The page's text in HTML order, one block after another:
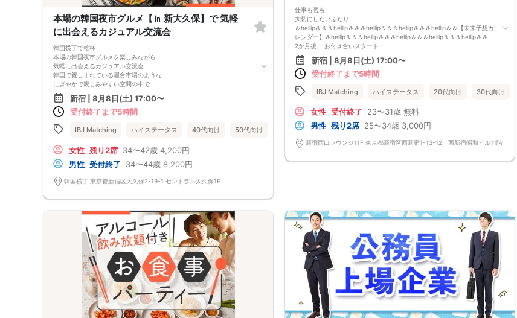
本場の韓国夜市グルメ【㏌ 新大久保】で 気軽
に出会えるカジュアル交流会
韓国横丁で乾杯
本場の韓国夜市グルメを楽しみながら
気軽に出会えるカジュアル交流会
韓国で親しまれている屋台市場のような
にぎやかで親しみやすい空間の中で
韓国グルメを楽しみながらの交流会です。
かしこまった雰囲気ではないので
交流イベントが初めての方や
┈┈┈┈┈┈⿻*.＆middot＆＆食事メニュー*.＆middot＆＆⿻
・おまかせサラダ ・蒸し餃子 3種
・鉄板プルコギ ・野菜のり巻き
・スイーツ（コグマパン）
ドリンク飲み放題（ビール付き）
※メニューは一部変更になる場合がございます。
イベント専属スタッフは
皆様がリラックスしてご参加いただけるように
イベントサポート後しばらくしたら退店します
まずは楽しく交流してみたい
そんな気持ちで参加できるイベントはいかがですか
新宿 | 8月8日(土) 17:00〜
受付終了まで5時間
IBJ Matching ハイステータス 40代向け 50代向け 食事あり 東京都 新宿
女性 残り2席 34〜42歳 4,200円
男性 受付終了 34〜44歳 8,200円
韓国横丁 東京都新宿区大久保2-19-1 セントラル大久保1F
仕事も恋も
大切にしたいふたり
＆hellip＆＆＆hellip＆＆＆hellip＆＆＆hellip＆＆＆hellip＆＆【未来予想カ
レンダー】＆hellip＆＆＆hellip＆＆＆hellip＆＆＆hellip＆＆＆hellip＆＆
2か月後 お付き合いスタート
仕事終わりの電話や週末デートが楽しみ＆hellip＆＆＆hellip＆＆＆hellip＆
＆＆hellip＆＆＆hellip＆＆＆hellip＆＆＆hellip＆＆＆hellip＆＆＆hellip＆
＆＆hellip＆＆＆hellip＆＆＆hellip＆＆＆hellip＆＆＆hellip＆＆＆hellip＆
＆ 6か月後 半同棲
hellip＆＆＆hellip＆＆＆hellip＆＆＆hellip＆＆＆hellip＆＆＆hellip＆＆＆
hellip＆＆＆hellip＆＆＆hellip＆＆＆hellip＆＆＆hellip＆＆＆hellip＆＆＆
hellip＆＆＆hellip＆＆＆hellip＆＆＆hellip＆＆＆hellip＆＆＆hellip＆＆ 1
この人となら が確信に変わる瞬間＆hellip＆＆＆hellip＆＆＆hellip＆＆＆
hellip＆＆＆hellip＆＆＆hellip＆＆＆hellip＆＆＆hellip＆＆＆hellip＆＆＆
＆＆hellip＆＆＆hellip＆＆＆hellip＆＆＆hellip＆＆＆hellip＆＆＆hellip＆
＆
新宿 | 8月8日(土) 17:00〜
受付終了まで5時間
IBJ Matching ハイステータス 20代向け 30代向け
女性 受付終了 23〜31歳 無料
男性 残り2席 25〜34歳 3,000円
新宿西口ラウンジ11F 東京都新宿区西新宿1-13-12 西新宿昭和ビル11階